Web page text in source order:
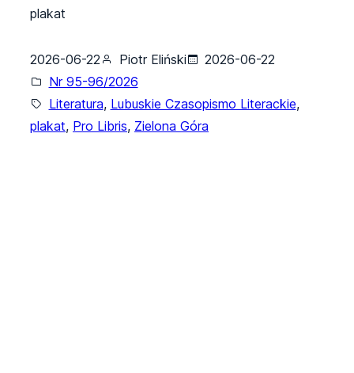
plakat
2026-06-22 Piotr Eliński
2026-06-22
Nr 95-96/2026
Literatura, Lubuskie Czasopismo Literackie,
plakat, Pro Libris, Zielona Góra